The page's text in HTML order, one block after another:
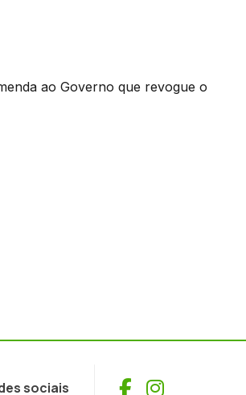
ao Governo que revogue o
sociais Facebook
Instagram